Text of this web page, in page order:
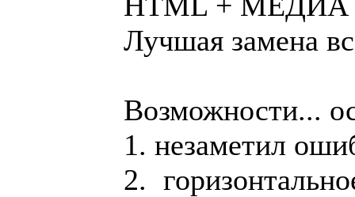
Лучшая замена
Возможности...
1. незаметил
2.